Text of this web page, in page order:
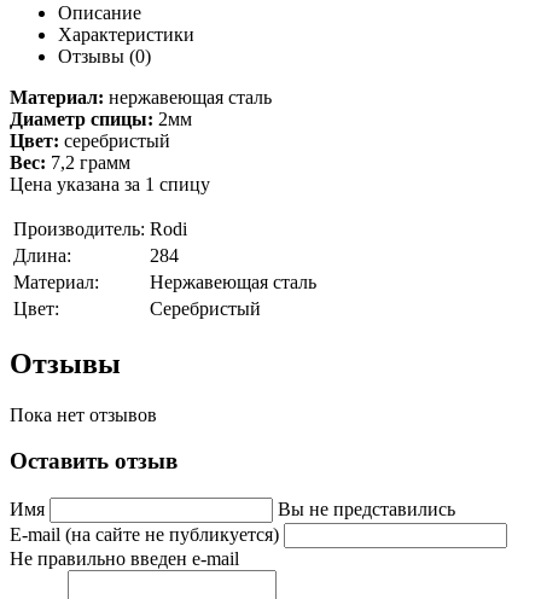
Описание
Характеристики
Отзывы (0)
Материал: нержавеющая сталь
Диаметр спицы: 2мм
Цвет: серебристый
Вес: 7,2 грамм
Цена указана за 1 спицу
Производитель: Rodi
Длина:
284
Материал:
Нержавеющая сталь
Цвет:
Серебристый
Отзывы
Пока нет отзывов
Оставить отзыв
Имя
Вы не представились
E-mail (на сайте не публикуется)
Не правильно введен e-mail